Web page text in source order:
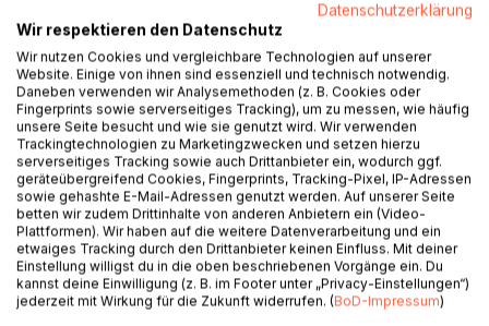
Mit Ihrer Persönlichkeit und Ihrer Individualität werden Sie
immer Tore schießen und Spiele gewinnen. Nur: Reicht
das, um Meister zu werden bzw. die Champions League zu
gewinnen?
Entscheidend für exzellentes Verkaufen ist das
persönlichkeitsorientierte Vorgehen, denn erfolgreicher
Verkauf findet zwischen Menschen, präziser, zwischen
verschiedenen Persönlichkeiten statt.
Mit dieser Anleitung zum persönlichkeitsorientierten
Verkauf lernen Sie, Ihre Gesprächspartner als
Persönlichkeit zu studieren und zu verstehen.
Sie müssen nicht mehr nur nach dem „Bauchgefühl“
verkaufen und führen, denn in diesem Buch erhalten Sie
präzise Hinweise, wie Sie Ihre Gespräche an
Datenschutzerklärung
Wir respektieren den Datenschutz
Wir nutzen Cookies und vergleichbare Technologien auf unserer
Website. Einige von ihnen sind essenziell und technisch notwendig.
Daneben verwenden wir Analysemethoden (z. B. Cookies oder
Fingerprints sowie serverseitiges Tracking), um zu messen, wie häufig
unsere Seite besucht und wie sie genutzt wird. Wir verwenden
Trackingtechnologien zu Marketingzwecken und setzen hierzu
serverseitiges Tracking sowie auch Drittanbieter ein, wodurch ggf.
geräteübergreifend Cookies, Fingerprints, Tracking-Pixel, IP-Adressen
sowie gehashte E-Mail-Adressen genutzt werden. Auf unserer Seite
betten wir zudem Drittinhalte von anderen Anbietern ein (Video-
Plattformen). Wir haben auf die weitere Datenverarbeitung und ein
etwaiges Tracking durch den Drittanbieter keinen Einfluss. Mit deiner
Einstellung willigst du in die oben beschriebenen Vorgänge ein. Du
kannst deine Einwilligung (z. B. im Footer unter „Privacy-Einstellungen“)
jederzeit mit Wirkung für die Zukunft widerrufen. (BoD-Impressum)